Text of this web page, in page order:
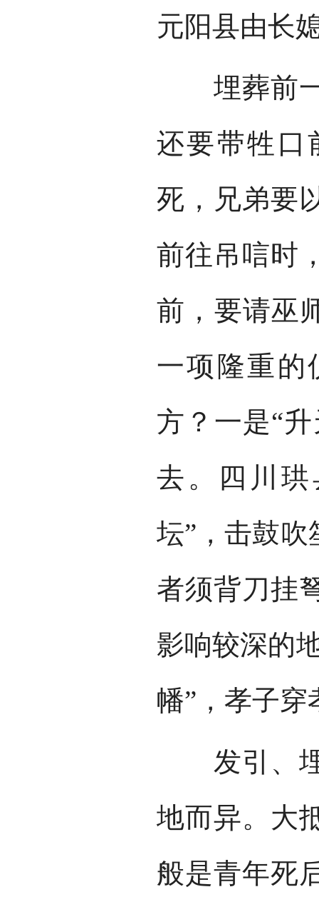
元阳县由长
埋葬前一
还要带牲口
死，兄弟要
前往吊唁时
前，要请巫
一项隆重的
方？一是“
去。四川
坛”，击鼓
者须背刀挂
影响较深的
幡”，孝子
发引、埋
地而异。大
般是青年死